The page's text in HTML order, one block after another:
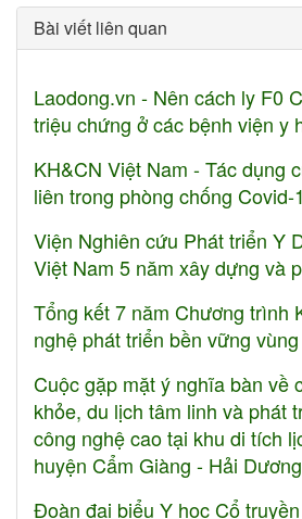
Bài viết liên quan
Laodong.vn - Nên cách ly F0
triệu chứng ở các bệnh viện y
KH&CN Việt Nam - Tác dụng
liên trong phòng chống Covid-
Viện Nghiên cứu Phát triển Y
Việt Nam 5 năm xây dựng và
Tổng kết 7 năm Chương trình
nghệ phát triển bền vững
Cuộc gặp mặt ý nghĩa bàn về
khỏe, du lịch tâm linh và phát
công nghệ cao tại khu di tích
huyện Cẩm Giàng - Hải Dương
Đoàn đại biểu Y học Cổ